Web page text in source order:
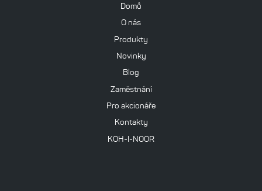
Domů
O nás
Produkty
Novinky
Blog
Zaměstnání
Pro akcionáře
Kontakty
KOH-I-NOOR